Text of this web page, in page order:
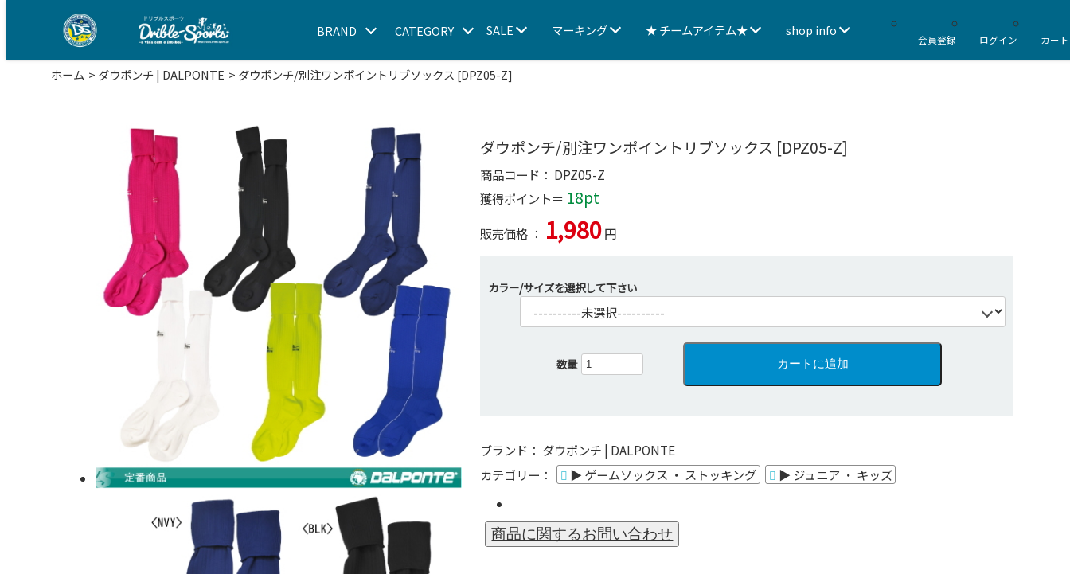
BRAND CATEGORY SALE マーキング ★ チームアイテム★ shop info
会員登録 ログイン カー
ホーム ダウポンチ | DALPONTE ダウポンチ/別注ワンポイントリブソックス [DPZ05-Z]
ダウポンチ/別注ワンポイントリブソックス [DPZ05-Z]
商品コード： DPZ05-Z
獲得ポイント＝ 18pt
販売価格 ： 1,980円
カラー/サイズを選択して下さい
数量
ブランド： ダウポンチ | DALPONTE
カテゴリー：
▶ ゲームソックス ・ ストッキング ▶ ジュニア ・ キッズ